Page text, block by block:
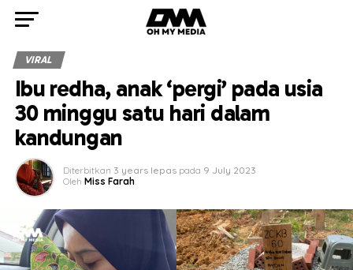
VIRAL
Ibu redha, anak ‘pergi’ pada usia
30 minggu satu hari dalam
kandungan
Diterbitkan 3 years lepas pada 9 July 2023
Oleh Miss Farah